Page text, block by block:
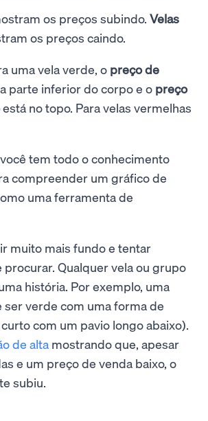
os preços subindo. Velas
os preços caindo.
uma vela verde, o preço de
parte inferior do corpo e o preço
está no topo. Para velas vermelhas
tem todo o conhecimento
compreender um gráfico de
uma ferramenta de
muito mais fundo e tentar
Qualquer vela ou grupo
história. Por exemplo, uma
ser verde com uma forma de
com um pavio longo abaixo).
de alta mostrando que, apesar
e um preço de venda baixo, o
subiu.